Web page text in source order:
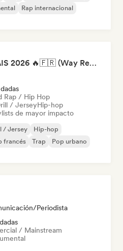
Rap internacional
RAP FRANÇAIS 2026 🔥🇫🇷 (Way Records)
Rap / Hip Hop
/ JerseyHip-hop
de mayor impacto
/ Jersey
Hip-hop
francés Trap
Pop urbano
Periodista
/ Mainstream